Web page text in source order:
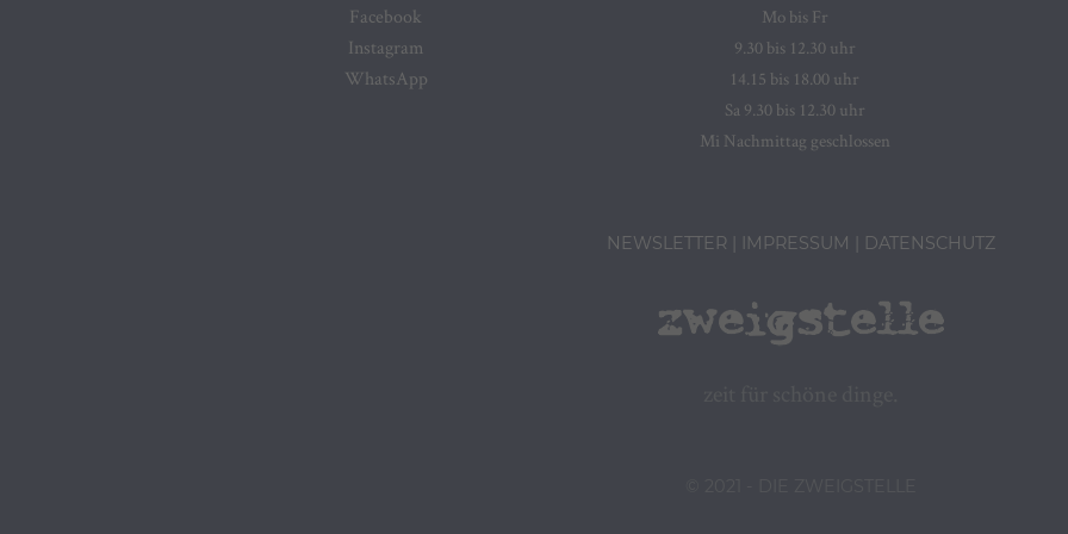
Facebook
Instagram
WhatsApp
Mo bis Fr
9.30 bis 12.30 uhr
14.15 bis 18.00 uhr
Sa 9.30 bis 12.30 uhr
Mi Nachmittag geschlossen
NEWSLETTER IMPRESSUM DATENSCHUTZ